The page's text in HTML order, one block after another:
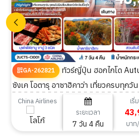
GA-262821
ทัวร์ญี่ปุ่น ฮอกไกโด Autumn โจ
ซังเค โอตารุ อาซาฮิคาว่า เที่ยวครบทุกวั
4 คืน
China Airlines
ระยะเวลา
7 วัน 4 คืน
เริ่
บาท